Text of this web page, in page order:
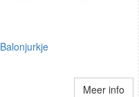
Balonjurkje
Meer info